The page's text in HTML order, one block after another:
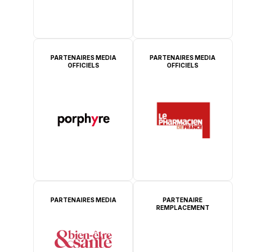
PARTENAIRES MEDIA
OFFICIELS
PARTENAIRES MEDIA
OFFICIELS
PARTENAIRES MEDIA
PARTENAIRE
REMPLACEMENT